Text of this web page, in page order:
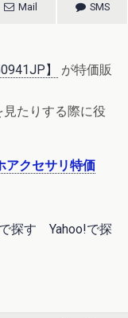
Mail SMS
】
が特価販
たりする際に役
アクセサリ特価
探す
Yahoo!で探